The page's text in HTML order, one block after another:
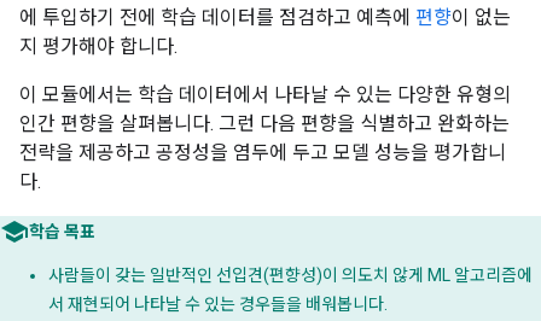
에 투입하기 전에 학습 데이터를 점검하고 예측에 편향이 없는
지 평가해야 합니다.
이 모듈에서는 학습 데이터에서 나타날 수 있는 다양한 유형의
인간 편향을 살펴봅니다. 그런 다음 편향을 식별하고 완화하는
전략을 제공하고 공정성을 염두에 두고 모델 성능을 평가합니
다.
학습 목표
사람들이 갖는 일반적인 선입견(편향성)이 의도치 않게 ML 알고리즘에
서 재현되어 나타날 수 있는 경우들을 배워봅니다.